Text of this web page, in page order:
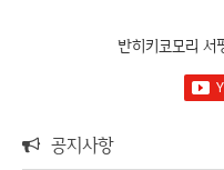
반히키코모리 서
공지사항